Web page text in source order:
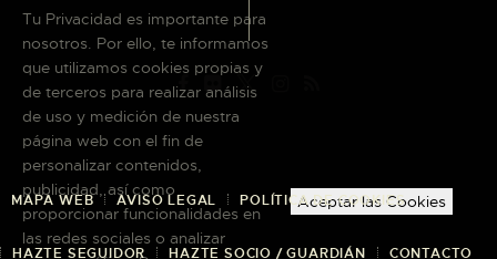
MAPA WEB AVISO LEGAL POLÍTICA DE COOKIES
HAZTE SEGUIDOR HAZTE SOCIO / GUARDIÁN CONTACTO
Tu Privacidad es importante para
nosotros. Por ello, te informamos
que utilizamos cookies propias y
de terceros para realizar análisis
de uso y medición de nuestra
página web con el fin de
personalizar contenidos,
publicidad, así como
proporcionar funcionalidades en
las redes sociales o analizar
Aceptar las Cookies